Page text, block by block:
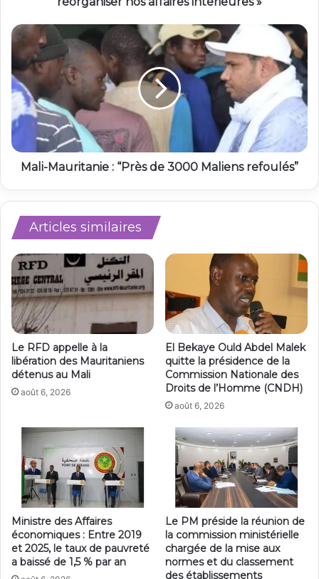
Mali-Mauritanie : “Près de 3000 Maliens refoulés”
Articles similaires
Le RFD appelle à la
libération des Mauritaniens
détenus au Mali
août 6, 2026
El Bekaye Ould Abdel Malek
quitte la présidence de la
Commission Nationale des
Droits de l’Homme (CNDH)
août 6, 2026
Ministre des Affaires
économiques : Entre 2019
et 2025, le taux de pauvreté
a baissé de 1,5 % par an
Le PM préside la réunion de
la commission ministérielle
chargée de la mise aux
normes et du classement
des établissements